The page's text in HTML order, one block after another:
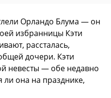
Орландо Блума — он
избранницы Кэти
рассталась,
дочери. Кэти
невесты — обе недавно
ли она на празднике,